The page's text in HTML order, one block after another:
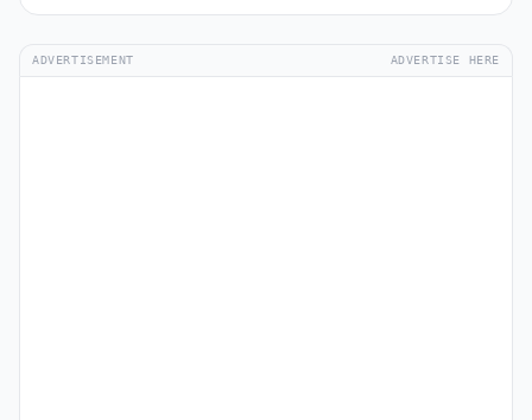
ADVERTISEMENT ADVERTISE HERE